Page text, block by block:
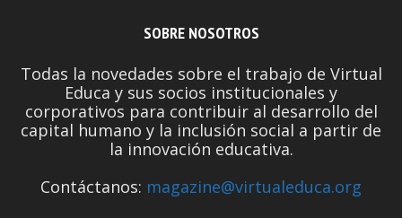
SOBRE NOSOTROS
Todas la novedades sobre el trabajo de Virtual
Educa y sus socios institucionales y
corporativos para contribuir al desarrollo del
capital humano y la inclusión social a partir de
la innovación educativa.
Contáctanos: magazine@virtualeduca.org